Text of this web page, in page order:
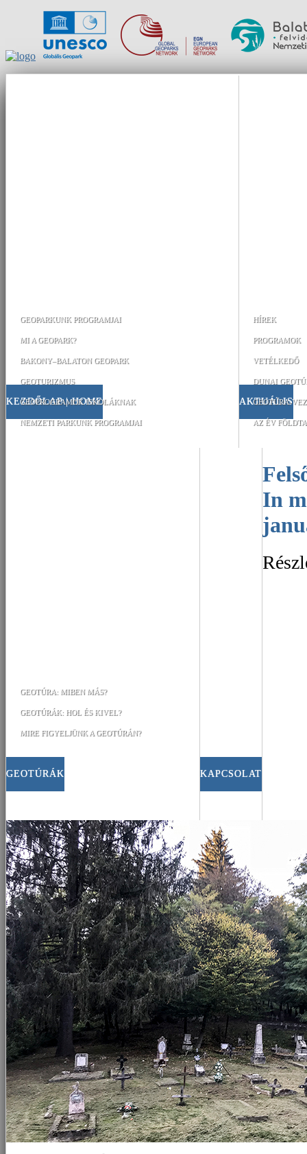
KEZDŐLAP | HOME
GEOPARKUNK PROGRAMJAI
MI A GEOPARK?
BAKONY–BALATON GEOPARK
GEOTURIZMUS
GEOPROGRAMOK ISKOLÁKNAK
NEMZETI PARKUNK PROGRAMJAI
AKTUÁLIS
HÍREK
PROGRAMOK
VETÉLKEDŐ
DUNAI
GEOTÚRA-
AZ ÉV
GEOTÚRÁK
GEOTÚRA: MIBEN MÁS?
GEOTÚRÁK: HOL ÉS KIVEL?
MIRE FIGYELJÜNK A GEOTÚRÁN?
KAPCSOLAT
Felsőcsingeri temető –
In